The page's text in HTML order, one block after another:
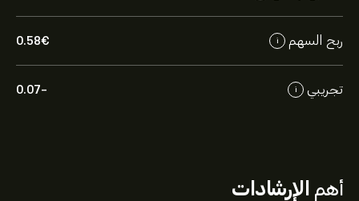
ربح السهم i
0.58‎€‎
تجريبي i
-0.07
أهم الإرشادات